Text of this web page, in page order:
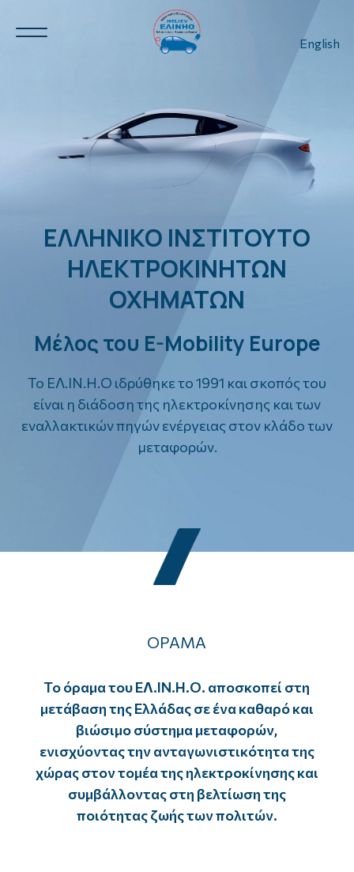
English
ΕΛΛΗΝΙΚΟ ΙΝΣΤΙΤΟΥΤΟ
ΗΛΕΚΤΡΟΚΙΝΗΤΩΝ
ΟΧΗΜΑΤΩΝ
Μέλος του E-Mobility Europe
Το ΕΛ.ΙΝ.Η.Ο ιδρύθηκε το 1991 και σκοπός του
είναι η διάδοση της ηλεκτροκίνησης και των
εναλλακτικών πηγών ενέργειας στον κλάδο των
μεταφορών.
ΟΡΑΜΑ
Το όραμα του ΕΛ.ΙΝ.Η.Ο. αποσκοπεί στη
μετάβαση της Ελλάδας σε ένα καθαρό και
βιώσιμο σύστημα μεταφορών,
ενισχύοντας την ανταγωνιστικότητα της
χώρας στον τομέα της ηλεκτροκίνησης και
συμβάλλοντας στη βελτίωση της
ποιότητας ζωής των πολιτών.